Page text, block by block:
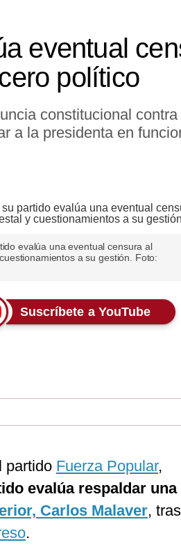
eventual
político
constitucional
a la presidenta en
evalúa una eventual censura al
a su gestión. Foto:
Suscríbete a YouTube
partido Fuerza Popular,
evalúa respaldar una
Carlos Malaver, tras
.